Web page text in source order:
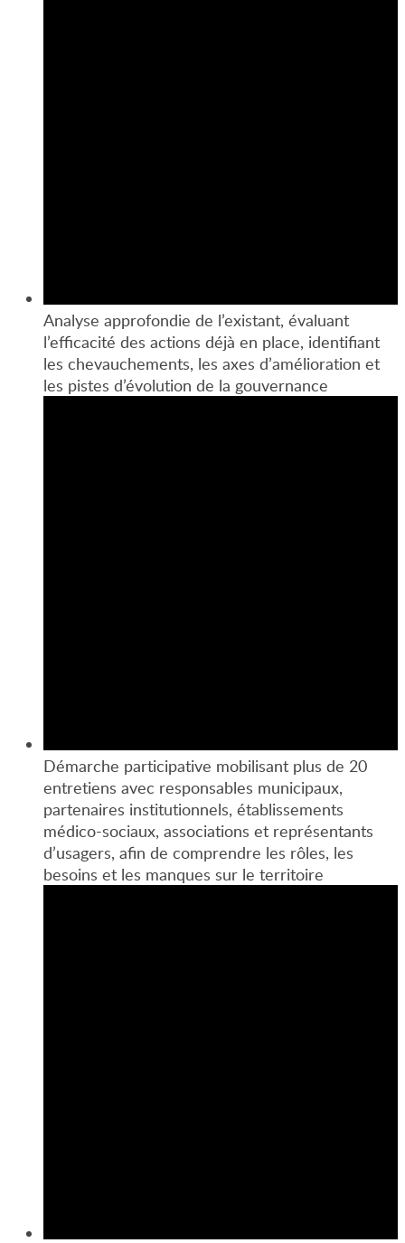
Analyse approfondie de l’existant, évaluant
l’efficacité des actions déjà en place, identifiant
les chevauchements, les axes d’amélioration et
les pistes d’évolution de la gouvernance
Démarche participative mobilisant plus de 20
entretiens avec responsables municipaux,
partenaires institutionnels, établissements
médico-sociaux, associations et représentants
d’usagers, afin de comprendre les rôles, les
besoins et les manques sur le territoire